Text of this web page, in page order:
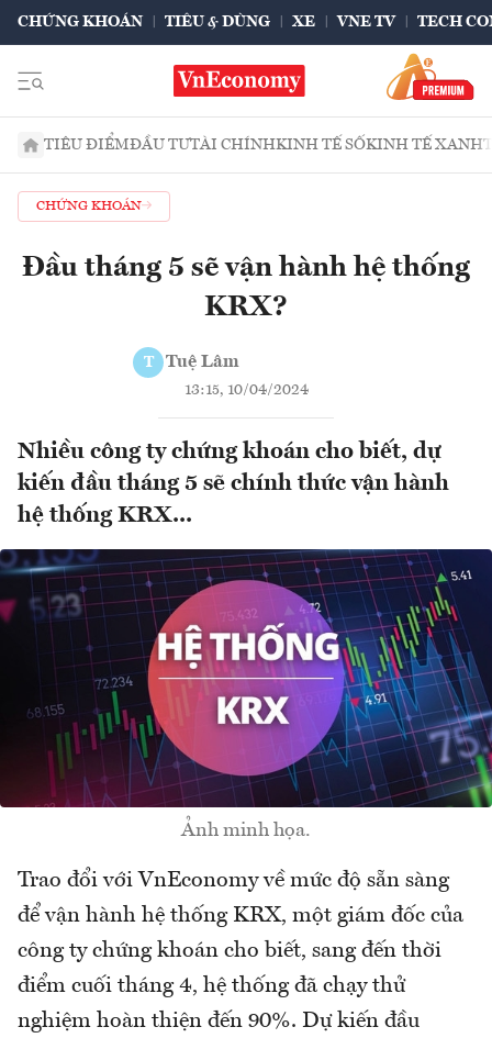
CHỨNG KHOÁN TIÊU & DÙNG XE VNE TV TECH
TIÊU ĐIỂMĐẦU TƯTÀI CHÍNHKINH TẾ SỐKINH TẾ XANH
CHỨNG KHOÁN
Đầu tháng 5 sẽ vận hành hệ thống
KRX?
T Tuệ Lâm
13:15, 10/04/2024
Nhiều công ty chứng khoán cho biết, dự
kiến đầu tháng 5 sẽ chính thức vận hành
hệ thống KRX...
Ảnh minh họa.
Trao đổi với VnEconomy về mức độ sẵn sàng
để vận hành hệ thống KRX, một giám đốc của
công ty chứng khoán cho biết, sang đến thời
điểm cuối tháng 4, hệ thống đã chạy thử
nghiệm hoàn thiện đến 90%. Dự kiến đầu